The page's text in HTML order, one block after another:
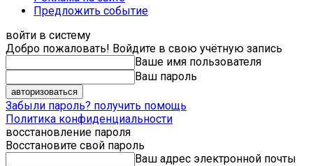
Предложить событие
войти в систему
Добро пожаловать! Войдите в свою учётную запись
Ваше имя пользователя
Ваш пароль
Забыли пароль? получить помощь
Политика конфиденциальности
восстановление пароля
Восстановите свой пароль
Ваш адрес электронной почты